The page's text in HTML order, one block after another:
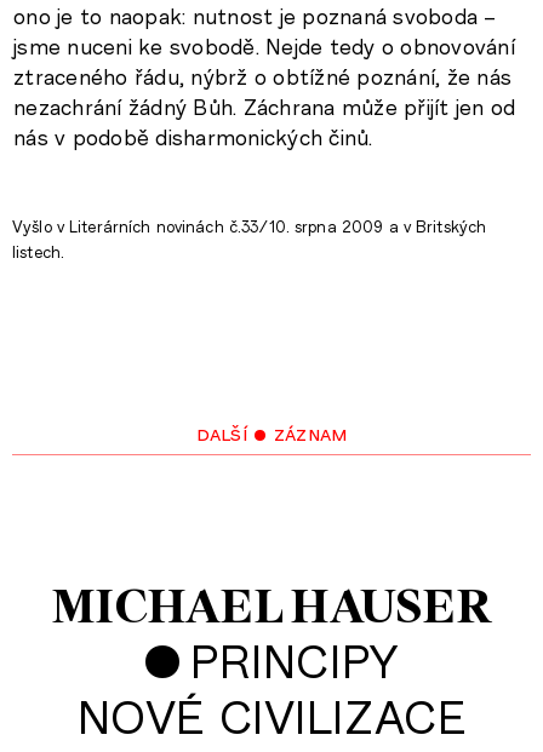
ono je to naopak: nutnost je poznaná svoboda –
jsme nuceni ke svobodě. Nejde tedy o obnovování
ztraceného řádu, nýbrž o obtížné poznání, že nás
nezachrání žádný Bůh. Záchrana může přijít jen od
nás v podobě disharmonických činů.
Vyšlo v Literárních novinách č.33/10. srpna 2009 a v Britských
listech.
další • záznam
MICHAEL HAUSER
• PRINCIPY
NOVÉ CIVILIZACE